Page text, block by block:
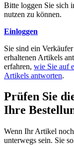
Bitte loggen Sie sich
nutzen zu können.
Einloggen
Sie sind ein
erhaltenen Artikels
erfahren, wie Sie auf
Artikels antworten.
Prüfen Sie
Ihre
Wenn Ihr Artikel
unterwegs sein. Sie